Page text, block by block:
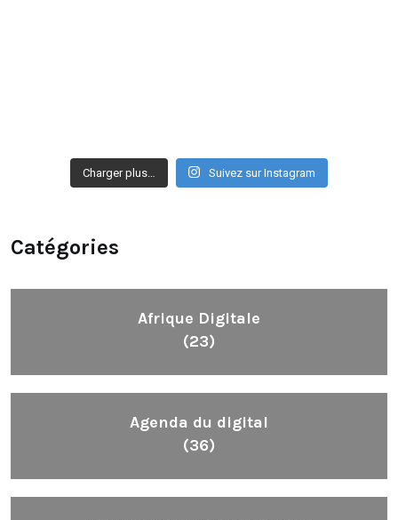
Charger plus… Suivez sur Instagram
Catégories
Afrique Digitale
(23)
Agenda du digital
(36)